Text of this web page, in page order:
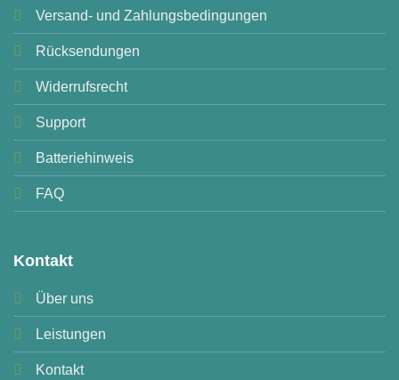
Versand- und Zahlungsbedingungen
Rücksendungen
Widerrufsrecht
Support
Batteriehinweis
FAQ
Kontakt
Über uns
Leistungen
Kontakt